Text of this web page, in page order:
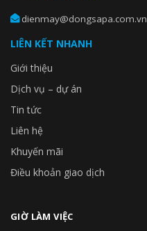
dienmay@dongsapa.com.vn
LIÊN KẾT NHANH
Giới thiệu
Dịch vụ – dự án
Tin tức
Liên hệ
Khuyến mãi
Điều khoản giao dịch
GIỜ LÀM VIỆC